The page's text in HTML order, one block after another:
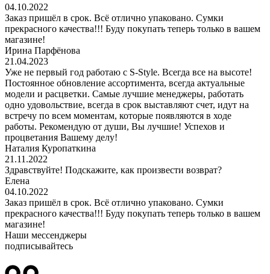
04.10.2022
Заказ пришёл в срок. Всё отлично упаковано. Сумки
прекрасного качества!!! Буду покупать теперь только в вашем
магазине!
Ирина Парфёнова
21.04.2023
Уже не первый год работаю с S-Style. Всегда все на высоте!
Постоянное обновление ассортимента, всегда актуальные
модели и расцветки. Самые лучшие менеджеры, работать
одно удовольствие, всегда в срок выставляют счет, идут на
встречу по всем моментам, которые появляются в ходе
работы. Рекомендую от души, Вы лучшие! Успехов и
процветания Вашему делу!
Наталия Куропаткина
21.11.2022
Здравствуйте! Подскажите, как произвести возврат?
Елена
04.10.2022
Заказ пришёл в срок. Всё отлично упаковано. Сумки
прекрасного качества!!! Буду покупать теперь только в вашем
магазине!
Наши мессенджеры
подписывайтесь